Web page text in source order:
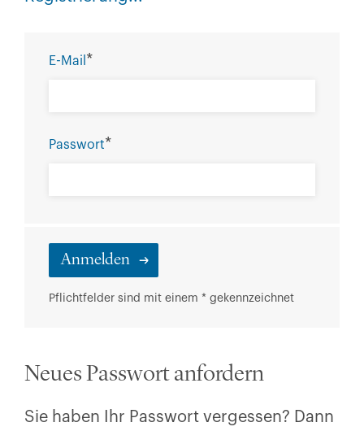
E-Mail *
Passwort*
Pflichtfelder sind mit einem * gekennzeichnet
Neues Passwort anfordern
Sie haben Ihr Passwort vergessen? Dann